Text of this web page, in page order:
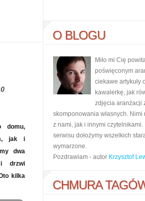
0
domu,
jak i
dwa
i drzwi
kilka
O BLOGU
Miło mi Cię
poświęconym
ciekawe artykuły
kawalerkę, jak
zdjęcia aranżacji
skomponowania własnych.
z nami, jak i innymi
serwisu dołożymy wszelkich
wymarzone.
Pozdrawiam - autor Krzysztof
CHMURA